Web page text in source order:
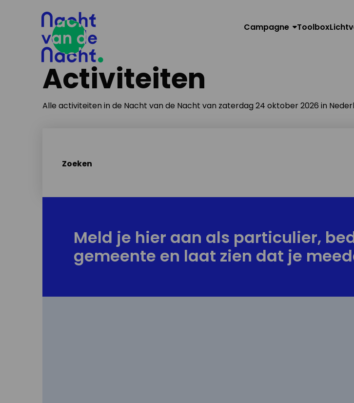
Campagne Toolbox
Activiteiten
Alle activiteiten in de Nacht van de Nacht van zaterdag 24 oktober 2026 in
Zoeken
Meld je hier aan als particulier,
gemeente en laat zien dat je